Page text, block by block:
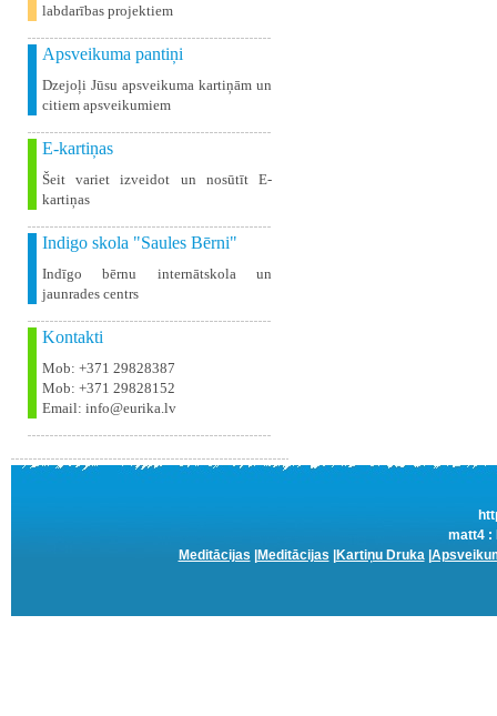
labdarības projektiem
Apsveikuma pantiņi
Dzejoļi Jūsu apsveikuma kartiņām un
citiem apsveikumiem
E-kartiņas
Šeit variet izveidot un nosūtīt E-
kartiņas
Indigo skola "Saules Bērni"
Indīgo bērnu internātskola un
jaunrades centrs
Kontakti
Mob: +371 29828387
Mob: +371 29828152
Email: info@eurika.lv
matt4 :
Meditācijas
Meditācijas Kartiņu Druka|